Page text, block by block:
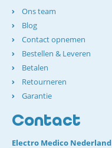
Ons team
Blog
Contact opnemen
Bestellen & Leveren
Betalen
Retourneren
Garantie
Contact
Electro Medico Nederland